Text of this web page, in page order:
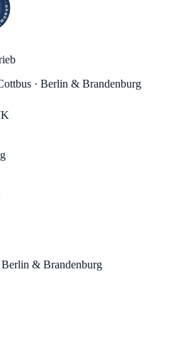
· Berlin & Brandenburg
& Brandenburg